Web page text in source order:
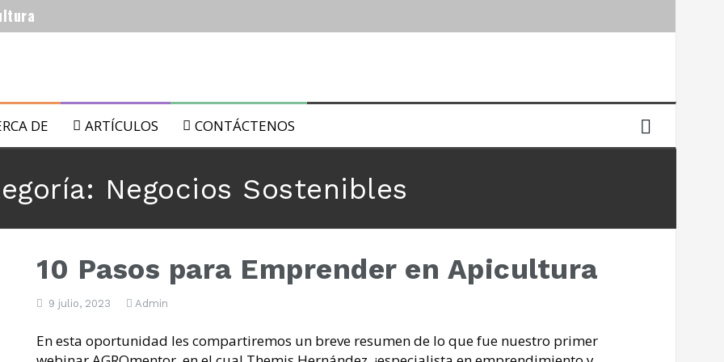
lunares: del 22 al 29 de Julio de 2019
lunares: del 15 al 21 de Julio de 2019
DE ARTÍCULOS CONTÁCTENOS
Negocios Sostenibles
10 Pasos para Emprender en Apicultura
9 julio, 2023 Admin
​En esta oportunidad les compartiremos un breve resumen de lo que fue nuestro primer